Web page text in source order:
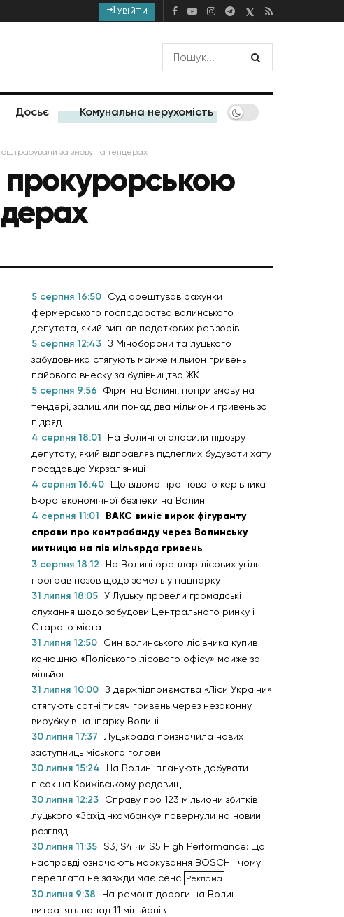
УВІЙТИ
Досьє Комунальна нерухомість
оштрафували за змову на тендерах
прокурорською
5 серпня 16:50
Суд арештував рахунки
фермерського господарства волинського
депутата, який вигнав податкових ревізорів
5 серпня 12:43 З Міноборони та луцького
забудовника стягують майже мільйон гривень
пайового внеску за будівництво ЖК
5 серпня 9:56
Фірмі на Волині, попри змову на
тендері, залишили понад два мільйони гривень за
підряд
4 серпня 18:01
На Волині оголосили підозру
депутату, який відправляв підлеглих будувати хату
посадовцю Укрзалізниці
4 серпня 16:40
Що відомо про нового керівника
Бюро економічної безпеки на Волині
4 серпня 11:01
ВАКС виніс вирок фігуранту
справи про контрабанду через Волинську
митницю на пів мільярда гривень
3 серпня 18:12
На Волині орендар лісових угідь
програв позов щодо земель у нацпарку
31 липня 18:05 У Луцьку провели громадські
слухання щодо забудови Центрального ринку і
Старого міста
31 липня 12:50
Син волинського лісівника купив
конюшню «Поліського лісового офісу» майже за
мільйон
31 липня 10:00 З держпідприємства «Ліси України»
стягують сотні тисяч гривень через незаконну
вирубку в нацпарку Волині
30 липня 17:37
Луцькрада призначила нових
заступниць міського голови
30 липня 15:24
На Волині планують добувати
пісок на Крижівському родовищі
30 липня 12:23
Справу про 123 мільйони збитків
луцького «Західінкомбанку» повернули на новий
розгляд
30 липня 11:35 S3, S4 чи S5 High Performance: що
насправді означають маркування BOSCH і чому
переплата не завжди має сенс
30 липня 9:38
На ремонт дороги на Волині
витратять понад 11 мільйонів